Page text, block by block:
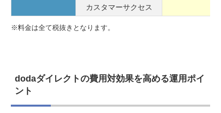
カスタマーサクセス
※料金は全て税抜きとなります。
dodaダイレクトの費用対効果を高める運用ポイ
ント